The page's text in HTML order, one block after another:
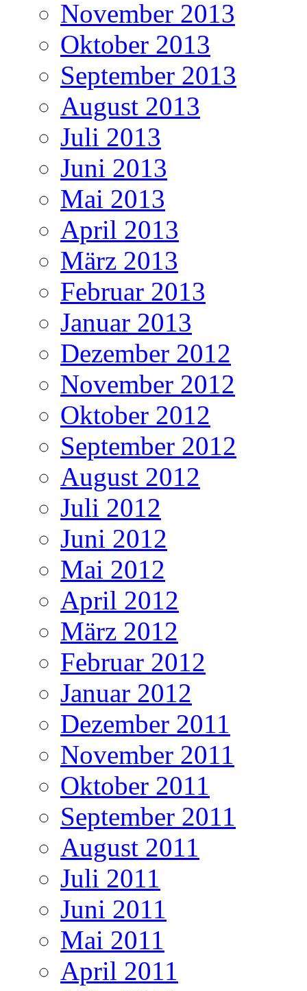
November 2013
Oktober 2013
September 2013
August 2013
Juli 2013
Juni 2013
Mai 2013
April 2013
März 2013
Februar 2013
Januar 2013
Dezember 2012
November 2012
Oktober 2012
September 2012
August 2012
Juli 2012
Juni 2012
Mai 2012
April 2012
März 2012
Februar 2012
Januar 2012
Dezember 2011
November 2011
Oktober 2011
September 2011
August 2011
Juli 2011
Juni 2011
Mai 2011
April 2011